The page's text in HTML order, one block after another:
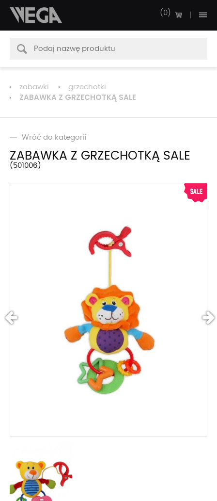
0
zabawki grzechotki
ZABAWKA Z GRZECHOTKĄ SALE
Wróć do kategorii
ZABAWKA Z GRZECHOTKĄ SALE
501006